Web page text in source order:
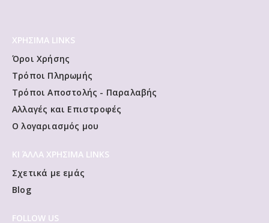
ΧΡΗΣΙΜΑ LINKS
Όροι Χρήσης
Τρόποι Πληρωμής
Τρόποι Αποστολής - Παραλαβής
Αλλαγές και Επιστροφές
Ο λογαριασμός μου
ΚΙ ΆΛΛΑ ΧΡΗΣΙΜΑ LINKS
Σχετικά με εμάς
Blog
FOLLOW US